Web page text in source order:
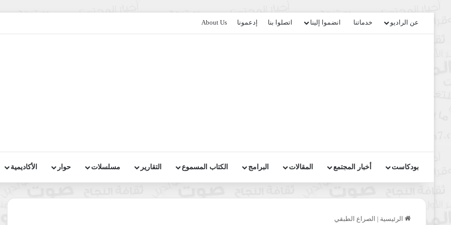
عن الراديو خدماتنا انضموا إلينا اتصلوا بنا إدعمونا About Us
بودكاست أخبار المجتمع المقالات البرامج الكتاب المسموع التقارير مسلسلات حوار الأكاديمية
الرئيسية | الصراع الطبقي